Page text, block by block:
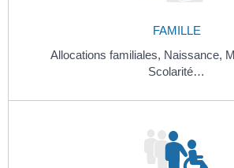
FAMILLE
Allocations familiales, Naissance,
Scolarité…